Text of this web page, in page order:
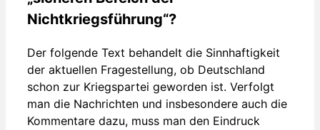
Nichtkriegsführung“?
Der folgende Text behandelt die Sinnhaftigkeit
der aktuellen Fragestellung, ob Deutschland
schon zur Kriegspartei geworden ist. Verfolgt
man die Nachrichten und insbesondere auch die
Kommentare dazu, muss man den Eindruck